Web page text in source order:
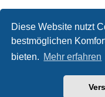
Diese Website nutzt
bestmöglichen
bieten. Mehr erfahren